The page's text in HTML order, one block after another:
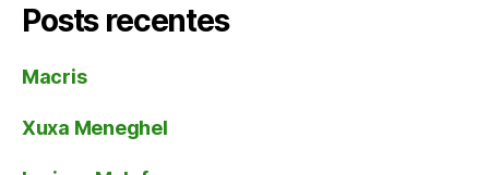
Posts recentes
Macris
Xuxa Meneghel